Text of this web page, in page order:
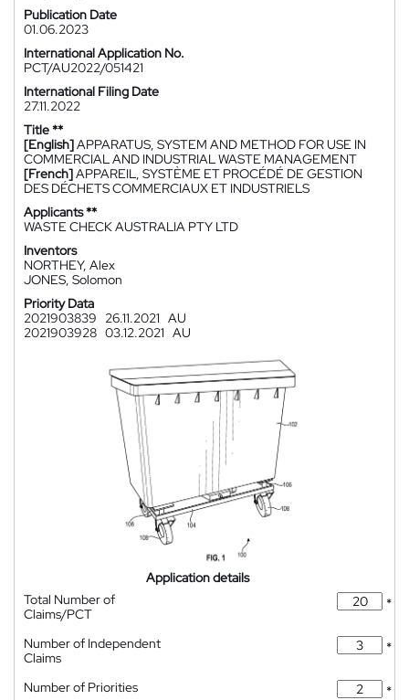
Publication Date
01.06.2023
International Application No.
PCT/AU2022/051421
International Filing Date
27.11.2022
Title **
[English]APPARATUS, SYSTEM AND METHOD FOR USE IN
COMMERCIAL AND INDUSTRIAL WASTE MANAGEMENT
[French]APPAREIL, SYSTÈME ET PROCÉDÉ DE GESTION
DES DÉCHETS COMMERCIAUX ET INDUSTRIELS
Applicants **
WASTE CHECK AUSTRALIA PTY LTD
Inventors
NORTHEY, Alex
JONES, Solomon
Priority Data
2021903839
26.11.2021 AU
2021903928 03.12.2021 AU
Application details
Total Number of
Claims/PCT
*
Number of Independent
Claims
*
Number of Priorities
*